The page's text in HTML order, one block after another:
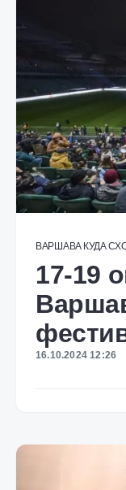
ВАРШАВА КУДА
17-19
16.10.2024 12:26